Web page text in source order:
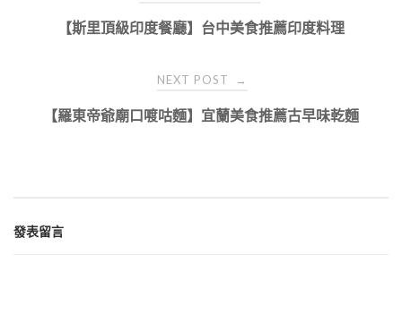
navigation
【斯里頂級印度餐廳】台中美食推薦印度料理
NEXT POST →
【羅東帝爺廟口喥咕麵】宜蘭美食推薦古早味乾麵
發表留言